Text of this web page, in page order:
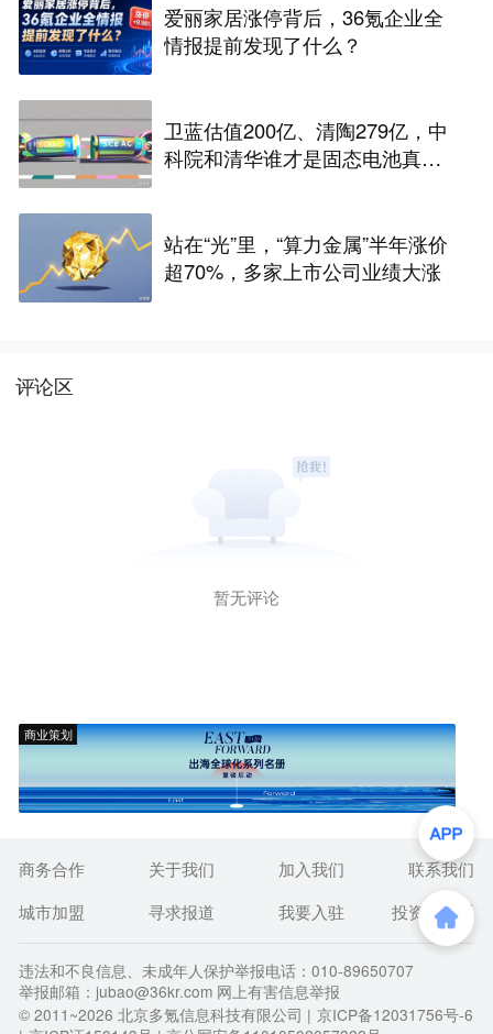
爱丽家居涨停背后，36氪企业全
情报提前发现了什么？
卫蓝估值200亿、清陶279亿，中
科院和清华谁才是固态电池真正
站在“光”里，“算力金属”半年涨价
超70%，多家上市公司业绩大涨
评论区
暂无评论
商业策划
商务合作 关于我们 加入我们
联系我们
城市加盟
寻求报道 我要入驻 投资者关系
违法和不良信息、未成年人保护举报电话：010-89650707
举报邮箱：jubao@36kr.com 网上有害信息举报
© 2011~2026 北京多氪信息科技有限公司 | 京ICP备12031756号-6